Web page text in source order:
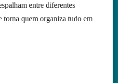
entre diferentes
torna quem organiza tudo em